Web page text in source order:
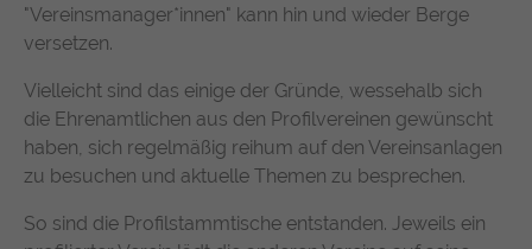
"Vereinsmanager*innen" kann hin und wieder Berge
versetzen.
Vielleicht sind das einige der Gründe, wessehalb sich
die Ehrenamtlichen aus den Profilvereinen gewünscht
haben, sich regelmäßig reihum auf den Vereinsanlagen
zu besuchen und aktuelle Themen zu besprechen.
So sind die Profilstammtische entstanden. Jeweils ein
Wird verwendet, um YouTube-Inhalte zu
https://policies.google.com/privacy